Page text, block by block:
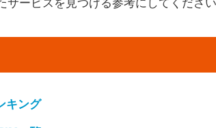
ービスを見つける参考にしてください
キング